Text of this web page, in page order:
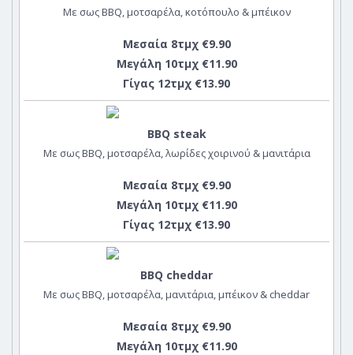
Με σως BBQ, μοτσαρέλα, κοτόπουλο & μπέικον
Μεσαία 8τμχ €9.90
Μεγάλη 10τμχ €11.90
Γίγας 12τμχ €13.90
BBQ steak
Με σως BBQ, μοτσαρέλα, λωρίδες χοιρινού & μανιτάρια
Μεσαία 8τμχ €9.90
Μεγάλη 10τμχ €11.90
Γίγας 12τμχ €13.90
BBQ cheddar
Με σως BBQ, μοτσαρέλα, μανιτάρια, μπέικον & cheddar
Μεσαία 8τμχ €9.90
Μεγάλη 10τμχ €11.90